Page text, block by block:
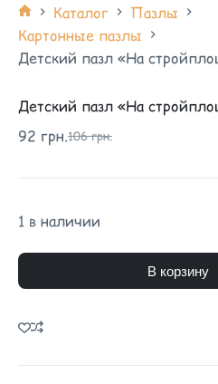
Каталог
Пазлы
Картонные пазлы
Детский пазл «На
Детский пазл «На
106грн.
92 грн.
1 в наличии
В корзину